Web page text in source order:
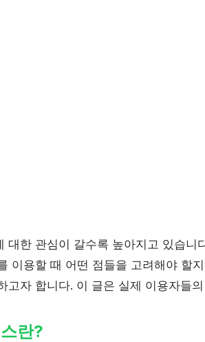
대한 관심이 갈수록 높아지고 있습
이용할 때 어떤 점들을 고려해야 할
고자 합니다. 이 글은 실제 이용자들
란?